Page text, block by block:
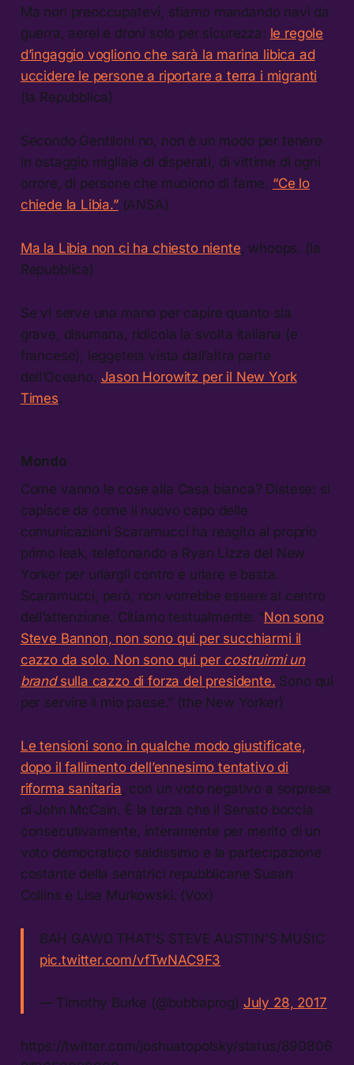
Ma non preoccupatevi, stiamo mandando navi da
guerra, aerei e droni solo per sicurezza: le regole
d’ingaggio vogliono che sarà la marina libica ad
uccidere le persone a riportare a terra i migranti.
(la Repubblica)
Secondo Gentiloni no, non è un modo per tenere
in ostaggio migliaia di disperati, di vittime di ogni
orrore, di persone che muoiono di fame. “Ce lo
chiede la Libia.”(ANSA)
Ma la Libia non ci ha chiesto niente , whoops. (la
Repubblica)
Se vi serve una mano per capire quanto sia
grave, disumana, ridicola la svolta italiana (e
francese), leggetela vista dall’altra parte
dell’Oceano. Jason Horowitz per il New York
Times.
Mondo
Come vanno le cose alla Casa bianca? Distese: si
capisce da come il nuovo capo delle
comunicazioni Scaramucci ha reagito al proprio
primo leak, telefonando a Ryan Lizza del New
Yorker per urlargli contro e urlare e basta.
Scaramucci, però, non vorrebbe essere al centro
dell’attenzione. Citiamo testualmente: “Non sono
Steve Bannon, non sono qui per succhiarmi il
cazzo da solo. Non sono qui per costruirmi un
brandsulla cazzo di forza del presidente. Sono qui
per servire il mio paese.” (the New Yorker)
Le tensioni sono in qualche modo giustificate,
dopo il fallimento dell’ennesimo tentativo di
riforma sanitaria , con un voto negativo a sorpresa
di John McCain. È la terza che il Senato boccia
consecutivamente, interamente per merito di un
voto democratico saldissimo e la partecipazione
costante della senatrici repubblicane Susan
Collins e Lisa Murkowski. (Vox)
BAH GAWD THAT'S STEVE AUSTIN'S MUSIC
pic.twitter.com/vfTwNAC9F3
— Timothy Burke (@bubbaprog) July 28, 2017
https://twitter.com/joshuatopolsky/status/890806